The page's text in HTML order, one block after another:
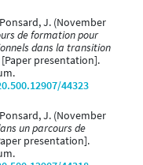
J. (November
de formation pour
dans la transition
[Paper presentation].
44323
J. (November
un parcours de
presentation].